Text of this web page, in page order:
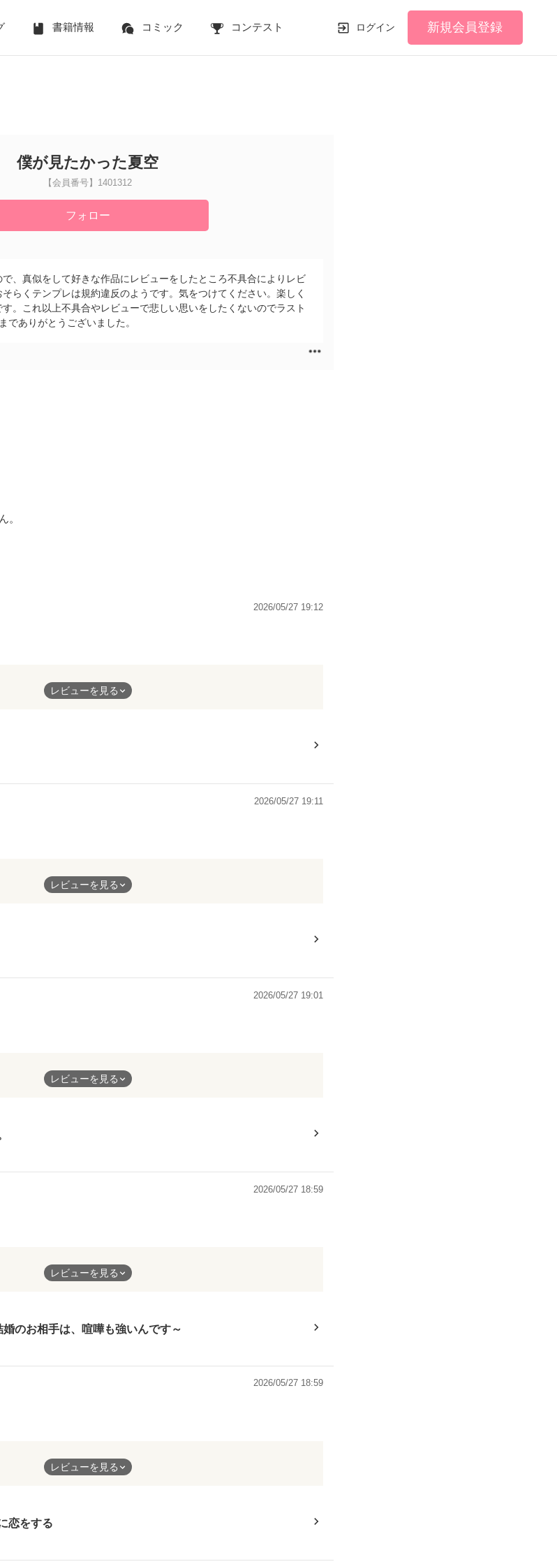
書籍情報 コミック コンテスト ログイン 新規会員登録
僕が見たかった夏空
【会員番号】1401312
フォロー
、真似をして好きな作品にレビューをしたところ不具合によりレビ
らくテンプレは規約違反のようです。気をつけてください。楽しく
。これ以上不具合やレビューで悲しい思いをしたくないのでラスト
でありがとうございました。
。
2026/05/27 19:12
してしまう。アップテンポな物語でした。
レビューを見る
2026/05/27 19:11
た。散りばめられた伏線に魅了されました。
レビューを見る
2026/05/27 19:01
ました！
レビューを見る
2026/05/27 18:59
レビューを見る
のお相手は、喧嘩も強いんです～
2026/05/27 18:59
レビューを見る
恋をする